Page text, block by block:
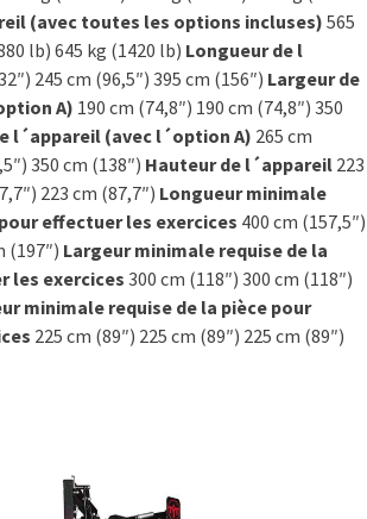
(avec toutes les options incluses) 565
lb) 645 kg (1420 lb) Longueur de l
245 cm (96,5″) 395 cm (156″) Largeur de
A) 190 cm (74,8″) 190 cm (74,8″) 350
l´appareil (avec l´option A) 265 cm
350 cm (138″) Hauteur de l´appareil 223
223 cm (87,7″) Longueur minimale
effectuer les exercices 400 cm (157,5″)
(197″) Largeur minimale requise de la
les exercices300 cm (118″) 300 cm (118″)
minimale requise de la pièce pour
225 cm (89″) 225 cm (89″) 225 cm (89″)